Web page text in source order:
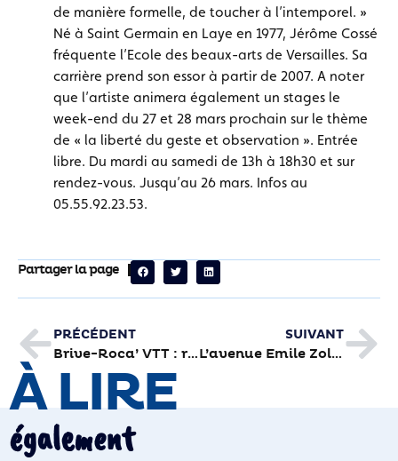
de manière formelle, de toucher à l’intemporel. »
Né à Saint Germain en Laye en 1977, Jérôme Cossé
fréquente l’Ecole des beaux-arts de Versailles. Sa
carrière prend son essor à partir de 2007. A noter
que l’artiste animera également un stages le
week-end du 27 et 28 mars prochain sur le thème
de « la liberté du geste et observation ». Entrée
libre. Du mardi au samedi de 13h à 18h30 et sur
rendez-vous. Jusqu’au 26 mars. Infos au
05.55.92.23.53.
Partager la page
PRÉCÉDENT
Brive-Roca’ VTT : régime sans selle pour trois coureurs
SUIVANT
L’avenue Emile Zola trouve sa voie
À LIRE
également